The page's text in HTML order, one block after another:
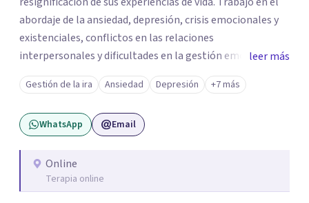
abordaje de la ansiedad, depresión, crisis emocionales y
existenciales, conflictos en las relaciones
interpersonales y dificultades en la gestión emocional,
ofreciendo un espacio de escucha, comprensión y
acompañamiento terapéutico. Cada proceso terapéutico
es único. Por eso, en cada sesión se construye un espacio
seguro donde la palabra, las emociones y las experiencias
humana. A través del análisis y la reflexión conjunta,
buscamos identificar aquello que genera malestar o
leer más
Gestión de la ira Ansiedad Depresión +7 más
WhatsApp Email
Online
Terapia online